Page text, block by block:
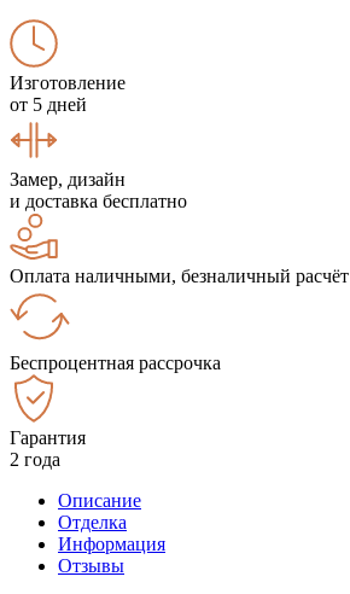
Изготовление
от 5 дней
Замер, дизайн
и доставка бесплатно
Оплата наличными, безналичный расчёт
Беспроцентная рассрочка
Гарантия
2 года
Описание
Отделка
Информация
Отзывы